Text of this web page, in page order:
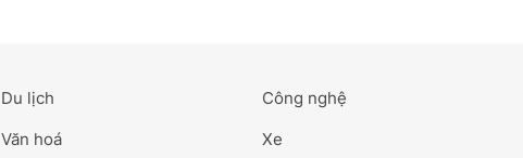
Du lịch
Văn hoá
Công nghệ
Xe